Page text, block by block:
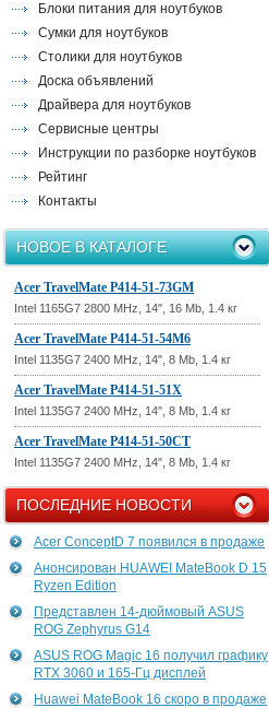
Блоки питания для ноутбуков
Сумки для ноутбуков
Столики для ноутбуков
Доска объявлений
Драйвера для ноутбуков
Сервисные центры
Инструкции по разборке ноутбуков
Рейтинг
Контакты
НОВОЕ В КАТАЛОГЕ
Acer TravelMate P414-51-73GM
Intel 1165G7 2800 MHz, 14", 16 Mb, 1.4 кг
Acer TravelMate P414-51-54M6
Intel 1135G7 2400 MHz, 14", 8 Mb, 1.4 кг
Acer TravelMate P414-51-51X
Intel 1135G7 2400 MHz, 14", 8 Mb, 1.4 кг
Acer TravelMate P414-51-50CT
Intel 1135G7 2400 MHz, 14", 8 Mb, 1.4 кг
ПОСЛЕДНИЕ НОВОСТИ
Acer ConceptD 7 появился в продаже
Анонсирован HUAWEI MateBook D 15
Ryzen Edition
Представлен 14-дюймовый ASUS
ROG Zephyrus G14
ASUS ROG Magic 16 получил графику
RTX 3060 и 165-Гц дисплей
Huawei MateBook 16 скоро в продаже